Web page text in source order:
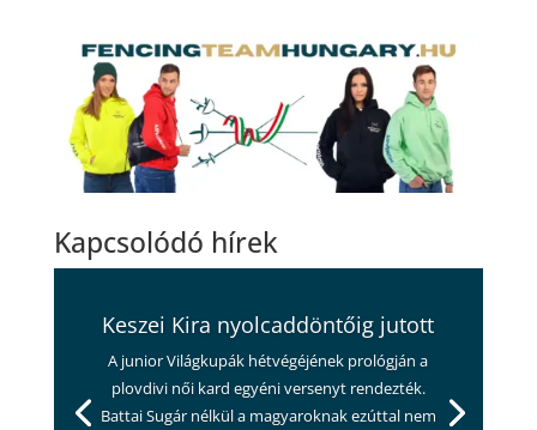
Kapcsolódó hírek
Keszei Kira nyolcaddöntőig jutott
A junior Világkupák hétvégéjének prológján a
plovdivi női kard egyéni versenyt rendezték.
Battai Sugár nélkül a magyaroknak ezúttal nem